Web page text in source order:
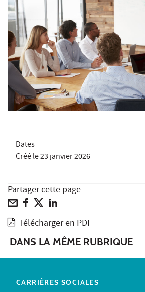
Dates
Créé le23 janvier 2026
Partager cette page
Télécharger en PDF
DANS LA MÊME RUBRIQUE
CARRIÈRES SOCIALES